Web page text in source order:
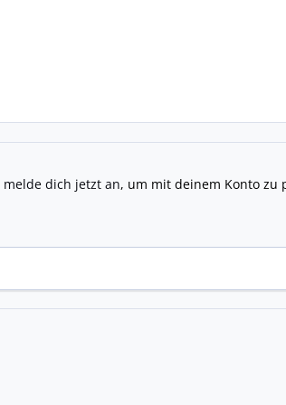
melde dich jetzt an, um mit deinem Konto zu